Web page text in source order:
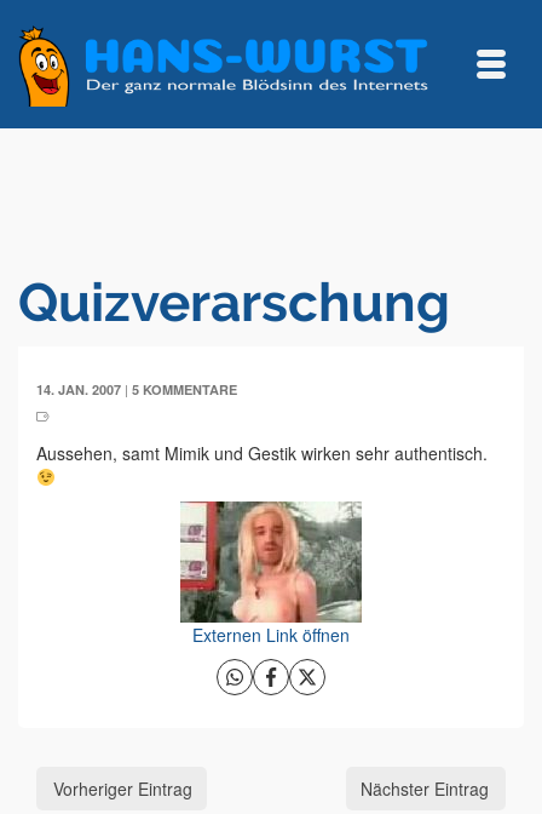
Quizverarschung
14. JAN. 2007 | 5 KOMMENTARE
Aussehen, samt Mimik und Gestik wirken sehr authentisch.
Externen Link öffnen
Vorheriger Eintrag Nächster Eintrag